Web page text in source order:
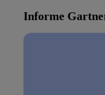
Informe